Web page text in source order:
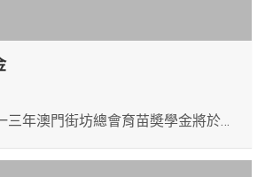
三年澳門街坊總會育苗奬學金將於…